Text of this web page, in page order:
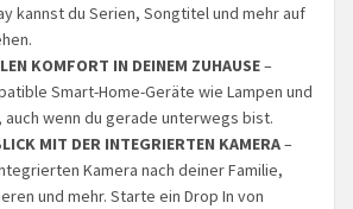
kannst du Serien, Songtitel und mehr auf
KOMFORT IN DEINEM ZUHAUSE–
Smart-Home-Geräte wie Lampen und
wenn du gerade unterwegs bist.
MIT DER INTEGRIERTEN KAMERA–
Kamera nach deiner Familie,
und mehr. Starte ein Drop In von